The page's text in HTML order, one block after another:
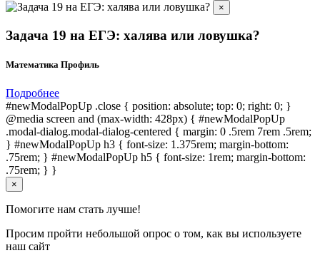
×
Задача 19 на ЕГЭ: халява или ловушка?
Математика Профиль
Подробнее
#newModalPopUp .close { position: absolute; top: 0; right: 0; }
@media screen and (max-width: 428px) { #newModalPopUp
.modal-dialog.modal-dialog-centered { margin: 0 .5rem 7rem .5rem;
} #newModalPopUp h3 { font-size: 1.375rem; margin-bottom:
.75rem; } #newModalPopUp h5 { font-size: 1rem; margin-bottom:
.75rem; } }
×
Помогите нам стать лучше!
Просим пройти небольшой опрос о том, как вы используете
наш сайт